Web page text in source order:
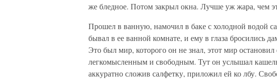
же бледное. Потом закрыл окна. Лучше уж жара, чем
Прошел в ванную, намочил в баке с холодной водой
бывал в ее ванной комнате, и ему в глаза бросились
Это был мир, которого он не знал, этот мир
легкомысленным и свободным. Тут он услышал
аккуратно сложив салфетку, приложил ей ко лбу.